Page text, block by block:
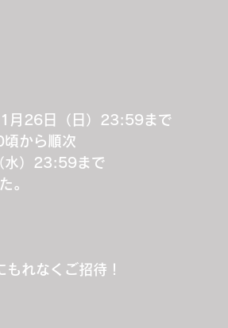
月26日（日）23:59まで
から順次
水）23:59まで
。
れなくご招待！